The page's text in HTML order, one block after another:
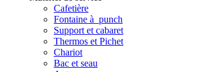
Cafetière
Fontaine à punch
Support et cabaret
Thermos et Pichet
Chariot
Bac et seau